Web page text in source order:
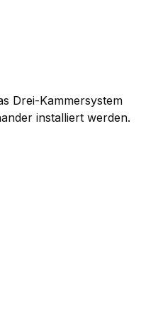
Drei-Kammersystem
installiert werden.